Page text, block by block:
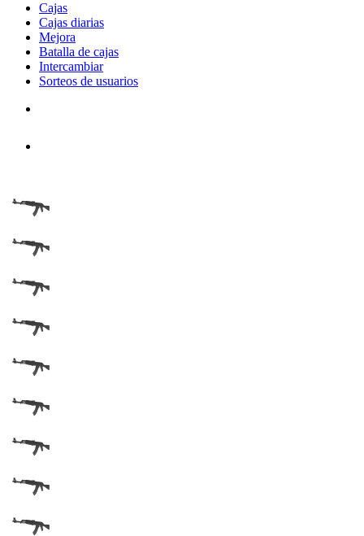
Cajas
Cajas diarias
Mejora
Batalla de cajas
Intercambiar
Sorteos de usuarios